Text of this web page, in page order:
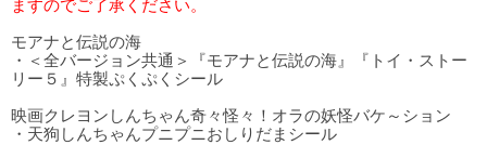
ますのでご了承ください。
モアナと伝説の海
・＜全バージョン共通＞『モアナと伝説の海』『トイ・ストー
リー５』特製ぷくぷくシール
映画クレヨンしんちゃん奇々怪々！オラの妖怪バケ～ション
・天狗しんちゃんプニプニおしりだまシール